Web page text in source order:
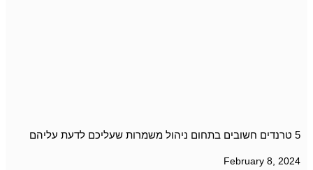
5 טרנדים חשובים בתחום ניהול משמרות שעליכם לדעת עליהם
February 8, 2024